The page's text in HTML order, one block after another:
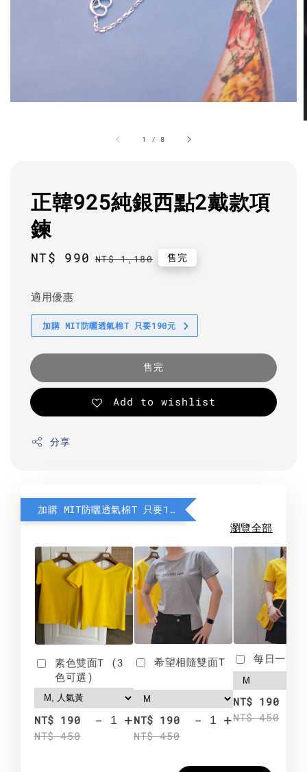
1 / 8
正韓925純銀西點2戴款項
鍊
Sale
NT$ 990 Regular
NT$ 1,180 售完
適用優惠
加購 MIT防曬透氣棉T 只要190元
售完
Add to wishlist
分享
加購 MIT防曬透氣棉T 只要190元
瀏覽全部
素色雙面T (3
色可選)
NT$ 190
NT$ 450
- +
希望相隨雙面T
NT$ 190
NT$ 450
- +
每日一笑
NT$ 190
NT$ 450